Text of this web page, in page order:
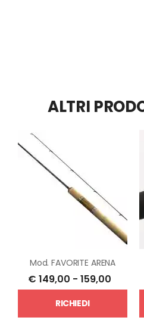
ALTRI
Mod.FAVORITE ARENA
€ 149,00 - 159,00
RICHIEDI